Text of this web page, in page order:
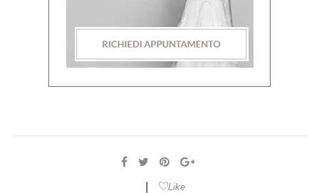
Like